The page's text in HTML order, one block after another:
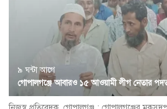
৯ ঘন্টা আগে
গোপালগঞ্জে আবারও ১৫ আওয়ামী লীগ নেতার